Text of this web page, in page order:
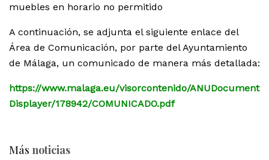
muebles en horario no permitido
A continuación, se adjunta el siguiente enlace del
Área de Comunicación, por parte del Ayuntamiento
de Málaga, un comunicado de manera más detallada:
https://www.malaga.eu/visorcontenido/ANUDocument
Displayer/178942/COMUNICADO.pdf
Más noticias